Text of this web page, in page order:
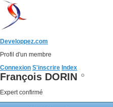
Developpez.com
Profil d'un membre
Connexion S'inscrire Index
François DORIN
Expert confirmé